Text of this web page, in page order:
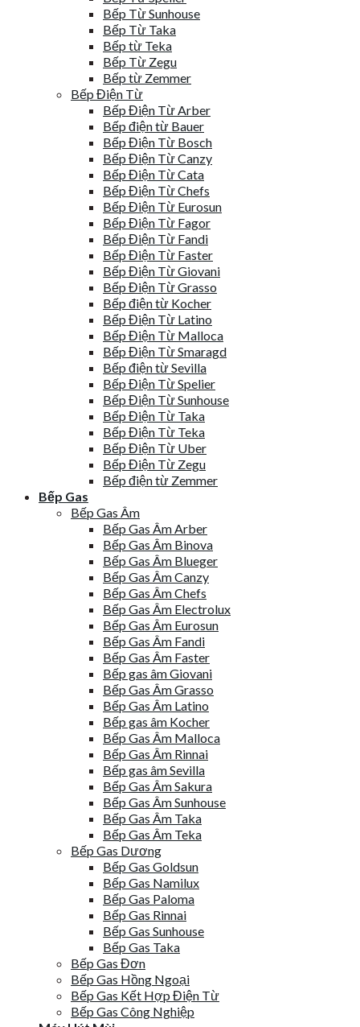
Bếp Từ Sunhouse
Bếp Từ Taka
Bếp từ Teka
Bếp Từ Zegu
Bếp từ Zemmer
Bếp Điện Từ
Bếp Điện Từ Arber
Bếp điện từ Bauer
Bếp Điện Từ Bosch
Bếp Điện Từ Canzy
Bếp Điện Từ Cata
Bếp Điện Từ Chefs
Bếp Điện Từ Eurosun
Bếp Điện Từ Fagor
Bếp Điện Từ Fandi
Bếp Điện Từ Faster
Bếp Điện Từ Giovani
Bếp Điện Từ Grasso
Bếp điện từ Kocher
Bếp Điện Từ Latino
Bếp Điện Từ Malloca
Bếp Điện Từ Smaragd
Bếp điện từ Sevilla
Bếp Điện Từ Spelier
Bếp Điện Từ Sunhouse
Bếp Điện Từ Taka
Bếp Điện Từ Teka
Bếp Điện Từ Uber
Bếp Điện Từ Zegu
Bếp điện từ Zemmer
Bếp Gas
Bếp Gas Âm
Bếp Gas Âm Arber
Bếp Gas Âm Binova
Bếp Gas Âm Blueger
Bếp Gas Âm Canzy
Bếp Gas Âm Chefs
Bếp Gas Âm Electrolux
Bếp Gas Âm Eurosun
Bếp Gas Âm Fandi
Bếp Gas Âm Faster
Bếp gas âm Giovani
Bếp Gas Âm Grasso
Bếp Gas Âm Latino
Bếp gas âm Kocher
Bếp Gas Âm Malloca
Bếp Gas Âm Rinnai
Bếp gas âm Sevilla
Bếp Gas Âm Sakura
Bếp Gas Âm Sunhouse
Bếp Gas Âm Taka
Bếp Gas Âm Teka
Bếp Gas Dương
Bếp Gas Goldsun
Bếp Gas Namilux
Bếp Gas Paloma
Bếp Gas Rinnai
Bếp Gas Sunhouse
Bếp Gas Taka
Bếp Gas Đơn
Bếp Gas Hồng Ngoại
Bếp Gas Kết Hợp Điện Từ
Bếp Gas Công Nghiệp